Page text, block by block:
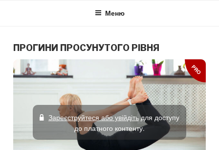
Меню
ПРОГИНИ ПРОСУНУТОГО РІВНЯ
PRO
Зареєструйтеся або увійдітьдля доступу
до платного контенту.